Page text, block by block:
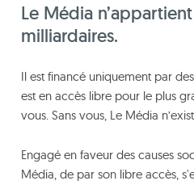
Le Média
milliardaires.
Il est financé uniquement par
est en accès libre pour le plus
vous. Sans vous, Le Média
Engagé en faveur des causes
Média, de par son libre accès,